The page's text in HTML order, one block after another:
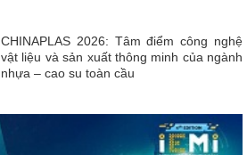
CHINAPLAS 2026: Tâm điểm công nghệ
vật liệu và sản xuất thông minh của ngành
nhựa – cao su toàn cầu